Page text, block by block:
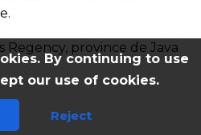
Regency, province de Java
By continuing to use
our use of cookies.
Reject